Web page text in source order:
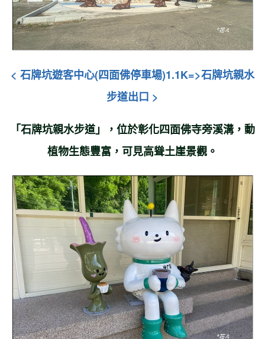
< 石牌坑遊客中心(四面佛停車場)1.1K=>石牌坑親水
步道出口 >
「石牌坑親水步道」，位於彰化四面佛寺旁溪溝 ， 動
植物生態豐富 ，可見高聳土崖景觀。